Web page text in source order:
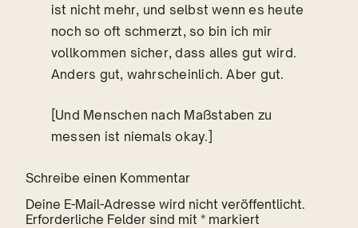
ist nicht mehr, und selbst wenn es heute
noch so oft schmerzt, so bin ich mir
vollkommen sicher, dass alles gut wird.
Anders gut, wahrscheinlich. Aber gut.
[Und Menschen nach Maßstaben zu
messen ist niemals okay.]
Schreibe einen Kommentar
Deine E-Mail-Adresse wird nicht veröffentlicht.
Erforderliche Felder sind mit * markiert